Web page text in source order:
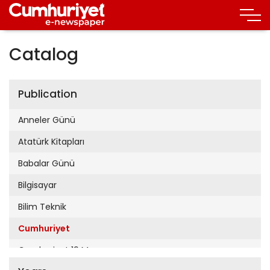
Catalog
Publication
Anneler Günü
Atatürk Kitapları
Babalar Günü
Bilgisayar
Bilim Teknik
Cumhuriyet
Cumhuriyet 19 Mayıs